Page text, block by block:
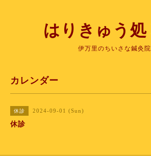
はりきゅう処
伊万里のちいさな鍼灸院
カレンダー
休診 2024-09-01 (Sun)
休診